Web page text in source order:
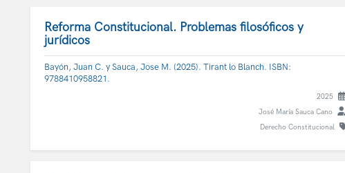
Reforma Constitucional. Problemas filosóficos y
jurídicos
Bayón, Juan C. y Sauca, Jose M. (2025). Tirant lo Blanch. ISBN:
9788410958821.
2025
José María Sauca Cano
Derecho Constitucional